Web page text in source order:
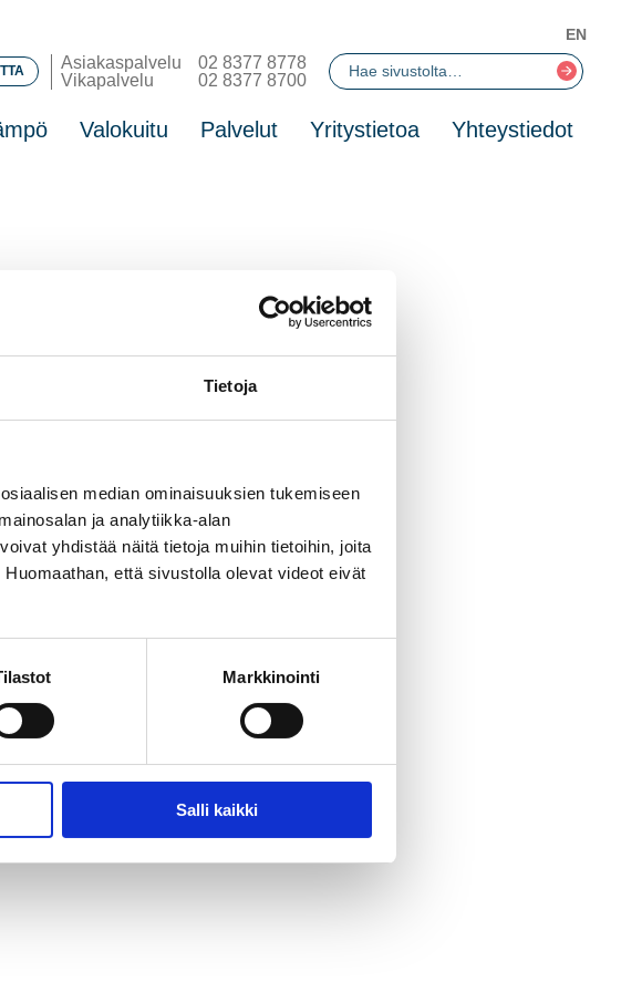
Tietoja
median ominaisuuksien tukemiseen
ja analytiikka-alan
yhdistää näitä tietoja muihin tietoihin, joita
että sivustolla olevat videot eivät
Markkinointi
Salli kaikki
Asiakaspalvelu
02 8377 8778
Vikapalvelu
02 8377 8700
Valokuitu Palvelut Yritystietoa Yhteystiedot
EN